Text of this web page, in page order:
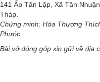
141 Ấp Tân Lập, Xã Tân
Tháp.
Chứng minh: Hòa Thượng
Phước
Bài vở đóng góp xin gửi về địa